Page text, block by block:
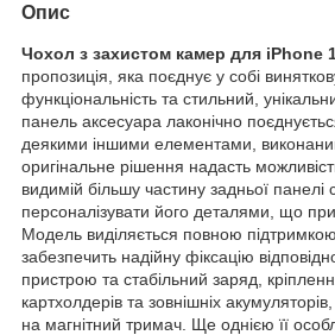
Опис
Чохол з захистом камер для iPhone
пропозиція, яка поєднує у собі
функціональність та стильний,
панель аксесуара лаконічно
деякими іншими елементами,
оригінальне рішення надасть
видимій більшу частину задньої панелі
персоналізувати його деталями, що
Модель виділяється повною підтримкою
забезпечить надійну фіксацію
пристрою та стабільний заряд,
картхолдерів та зовнішніх
на магнітний тримач. Ще однією її